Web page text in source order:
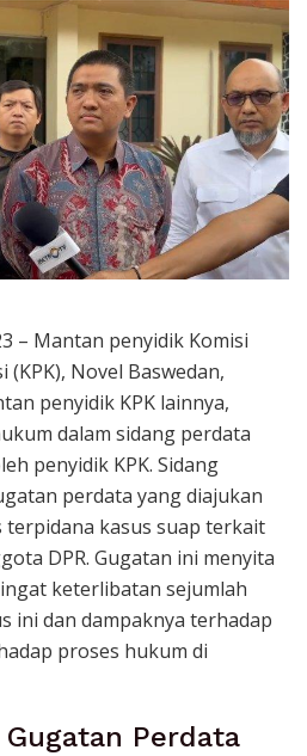
– Mantan penyidik Komisi
Novel Baswedan,
penyidik KPK lainnya,
dalam sidang perdata
penyidik KPK. Sidang
perdata yang diajukan
kasus suap terkait
DPR. Gugatan ini menyita
keterlibatan sejumlah
ini dan dampaknya terhadap
proses hukum di
Perdata